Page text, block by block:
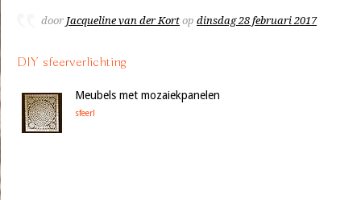
door Jacqueline van der Kort op dinsdag 28 februari 2017
DIY sfeerverlichting
Meubels met mozaiekpanelen
sfeer!